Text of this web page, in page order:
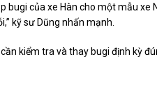
bugi của xe Hàn cho một mẫu
kỹ sư Dũng nhấn mạnh.
kiểm tra và thay bugi định kỳ